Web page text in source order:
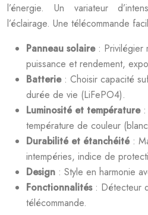
l’énergie. Un variateur
l’éclairage. Une télécommande
Panneau solaire : Privilégier
puissance et rendement,
Batterie : Choisir capacité
durée de vie (LiFePO4).
Luminosité et température
température de couleur
Durabilité et étanchéité :
intempéries, indice de
Design : Style en harmonie
Fonctionnalités : Détecteur
télécommande.